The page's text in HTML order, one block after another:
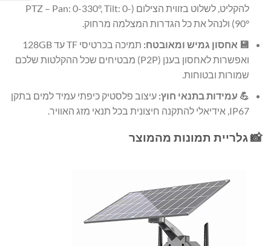
להקליט, לשלוט בזווית הצילום (PTZ – Pan: 0-330°, Tilt: 0-
90°) ולנהל את כל הגדרות המצלמה מרחוק.
💾 אחסון גמיש ומאובטח:
תמיכה בכרטיסי TF עד 128GB
ואפשרות לאחסון בענן (P2P) מבטיחים שכל ההקלטות שלכם
שמורות ובטוחות.
💪 עמידות בתנאי חוץ: עיצוב פלסטיק כיפתי עמיד למים בתקן
IP67, אידיאלי להתקנה חיצונית בכל תנאי מזג האוויר.
📸 גלריית תמונות מהמוצר